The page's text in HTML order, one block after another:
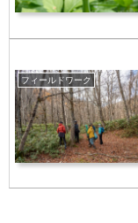
フィールドワーク